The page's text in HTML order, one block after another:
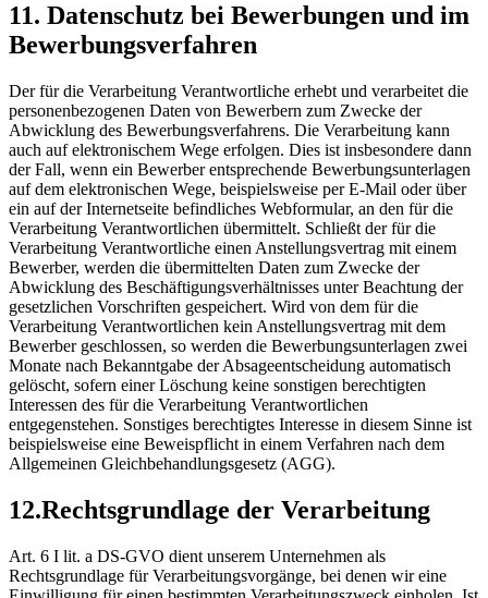
11. Datenschutz bei Bewerbungen und im
Bewerbungsverfahren
Der für die Verarbeitung Verantwortliche erhebt und verarbeitet die
personenbezogenen Daten von Bewerbern zum Zwecke der
Abwicklung des Bewerbungsverfahrens. Die Verarbeitung kann
auch auf elektronischem Wege erfolgen. Dies ist insbesondere dann
der Fall, wenn ein Bewerber entsprechende Bewerbungsunterlagen
auf dem elektronischen Wege, beispielsweise per E-Mail oder über
ein auf der Internetseite befindliches Webformular, an den für die
Verarbeitung Verantwortlichen übermittelt. Schließt der für die
Verarbeitung Verantwortliche einen Anstellungsvertrag mit einem
Bewerber, werden die übermittelten Daten zum Zwecke der
Abwicklung des Beschäftigungsverhältnisses unter Beachtung der
gesetzlichen Vorschriften gespeichert. Wird von dem für die
Verarbeitung Verantwortlichen kein Anstellungsvertrag mit dem
Bewerber geschlossen, so werden die Bewerbungsunterlagen zwei
Monate nach Bekanntgabe der Absageentscheidung automatisch
gelöscht, sofern einer Löschung keine sonstigen berechtigten
Interessen des für die Verarbeitung Verantwortlichen
entgegenstehen. Sonstiges berechtigtes Interesse in diesem Sinne ist
beispielsweise eine Beweispflicht in einem Verfahren nach dem
Allgemeinen Gleichbehandlungsgesetz (AGG).
12.Rechtsgrundlage der Verarbeitung
Art. 6 I lit. a DS-GVO dient unserem Unternehmen als
Rechtsgrundlage für Verarbeitungsvorgänge, bei denen wir eine